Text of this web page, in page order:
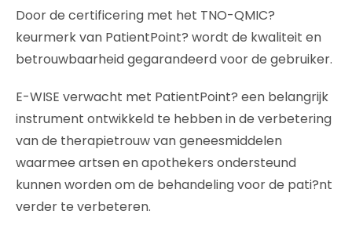
Door de certificering met het TNO-QMIC?
keurmerk van PatientPoint? wordt de kwaliteit en
betrouwbaarheid gegarandeerd voor de gebruiker.
E-WISE verwacht met PatientPoint? een belangrijk
instrument ontwikkeld te hebben in de verbetering
van de therapietrouw van geneesmiddelen
waarmee artsen en apothekers ondersteund
kunnen worden om de behandeling voor de pati?nt
verder te verbeteren.